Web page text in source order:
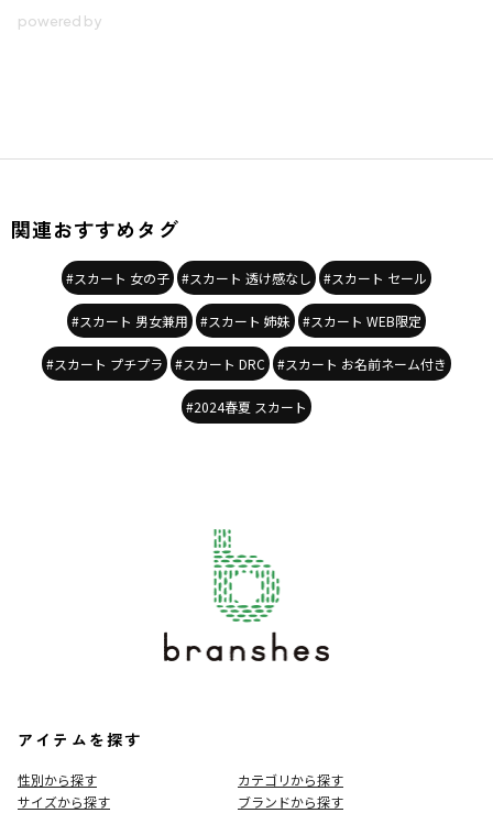
関連おすすめタグ
#スカート 女の子 #スカート 透け感なし #スカート セール
#スカート 男女兼用 #スカート 姉妹 #スカート WEB限定
#スカート プチプラ #スカート DRC #スカート お名前ネーム付き
#2024春夏 スカート
アイテムを探す
性別から探す
カテゴリから探す
サイズから探す
ブランドから探す